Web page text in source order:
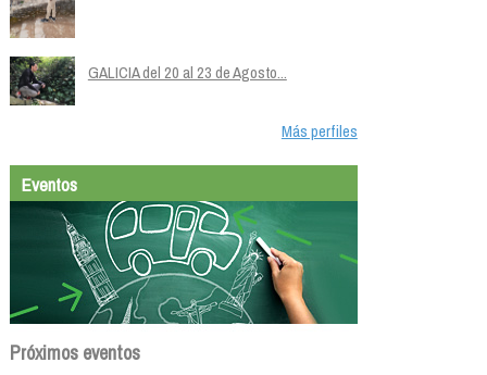
GALICIA del 20 al 23 de Agosto...
Más perfiles
Eventos
Próximos eventos